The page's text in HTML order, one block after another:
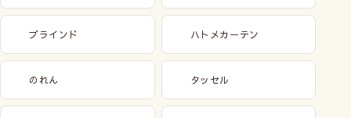
ブラインド ハトメカーテン
のれん タッセル